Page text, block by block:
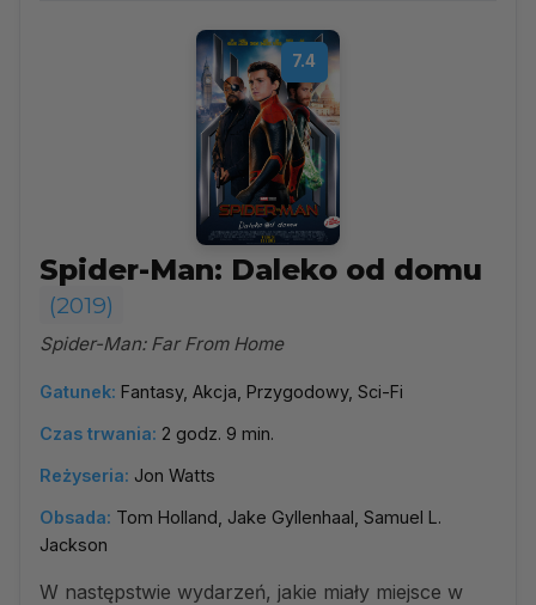
7.4
Spider-Man: Daleko od domu
(2019)
Spider-Man: Far From Home
Gatunek: Fantasy, Akcja, Przygodowy, Sci-Fi
Czas trwania: 2 godz. 9 min.
Reżyseria: Jon Watts
Obsada: Tom Holland, Jake Gyllenhaal, Samuel L.
Jackson
W następstwie wydarzeń, jakie miały miejsce w